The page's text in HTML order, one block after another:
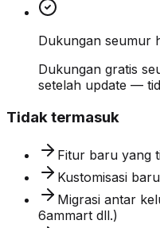
Dukungan seumur
Dukungan gratis
setelah update —
Tidak termasuk
Fitur baru yang
Kustomisasi
Migrasi antar
6ammart dll.)